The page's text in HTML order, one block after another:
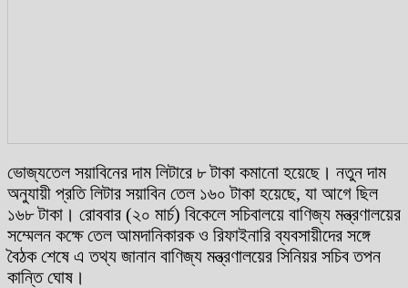
ভোজ্যতেল সয়াবিনের দাম লিটারে ৮ টাকা কমানো হয়েছে। নতুন দাম
অনুযায়ী প্রতি লিটার সয়াবিন তেল ১৬০ টাকা হয়েছে, যা আগে ছিল
১৬৮ টাকা। রোববার (২০ মার্চ) বিকেলে সচিবালয়ে বাণিজ্য মন্ত্রণালয়ের
সম্মেলন কক্ষে তেল আমদানিকারক ও রিফাইনারি ব্যবসায়ীদের সঙ্গে
বৈঠক শেষে এ তথ্য জানান বাণিজ্য মন্ত্রণালয়ের সিনিয়র সচিব তপন
কান্তি ঘোষ।